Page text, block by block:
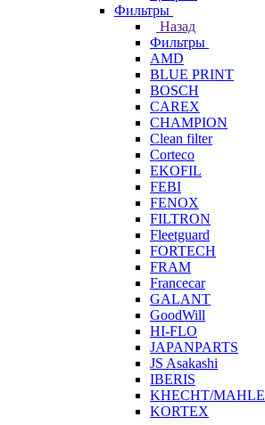
Фильтры
Назад
Фильтры
AMD
BLUE PRINT
BOSCH
CAREX
CHAMPION
Clean filter
Corteco
EKOFIL
FEBI
FENOX
FILTRON
Fleetguard
FORTECH
FRAM
Francecar
GALANT
GoodWill
HI-FLO
JAPANPARTS
JS Asakashi
IBERIS
KHECHT/MAHLE
KORTEX